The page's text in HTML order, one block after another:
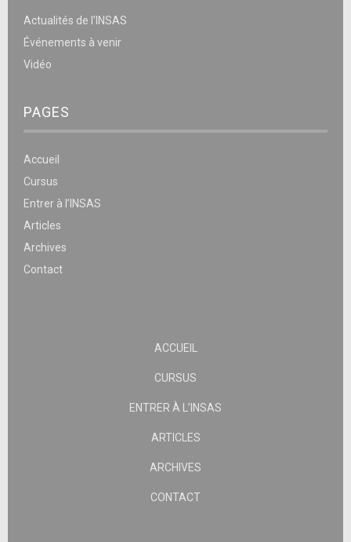
Actualités de l’INSAS
Événements à venir
Vidéo
PAGES
Accueil
Cursus
Entrer à l’INSAS
Articles
Archives
Contact
ACCUEIL
CURSUS
ENTRER À L’INSAS
ARTICLES
ARCHIVES
CONTACT